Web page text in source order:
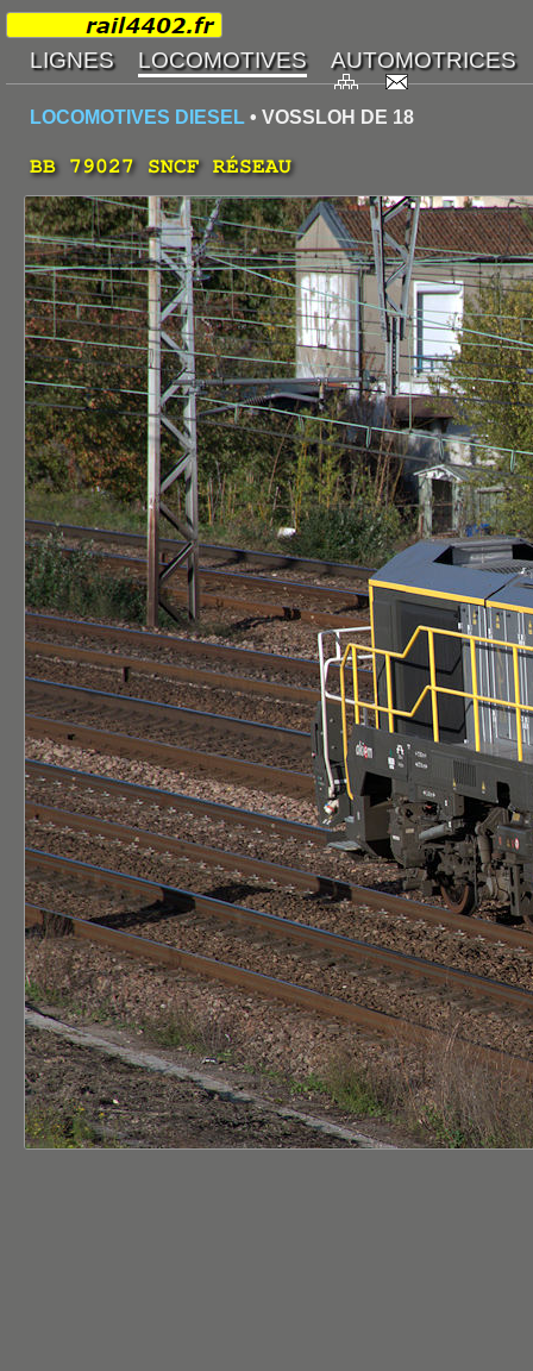
LOCOMOTIVES DIESEL • VOSSLOH DE 18
BB 79027 SNCF RÉSEAU